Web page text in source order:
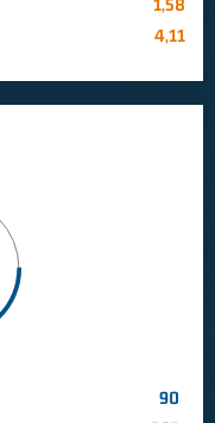
1,58
4,11
90